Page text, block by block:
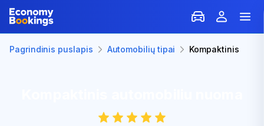
Pagrindinis puslapis Automobilių tipai Kompaktinis